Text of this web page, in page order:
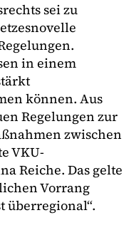
sei zu
in einem
können. Aus
Regelungen zur
zwischen
VKU-
Reiche. Das gelte
Vorrang
überregional“.